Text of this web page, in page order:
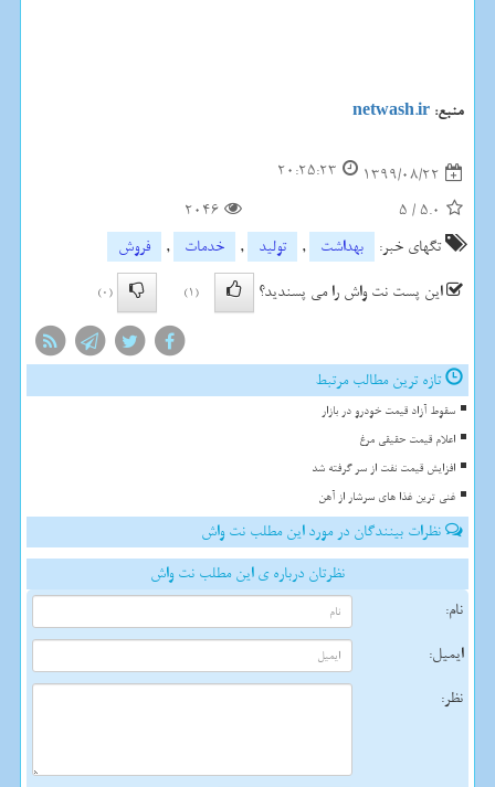
منبع: netwash.ir
1399/08/22
20:25:23
5.0
/
5
2046
تگهای خبر:
بهداشت , تولید , خدمات ,
فروش
این پست نت واش را می پسندید؟
(1)
(0)
تازه ترین مطالب مرتبط
سقوط آزاد قیمت خودرو در بازار
اعلام قیمت حقیقی مرغ
افزایش قیمت نفت از سر گرفته شد
غنی ترین غذا های سرشار از آهن
نظرات بینندگان در مورد این مطلب نت واش
نظرتان درباره ی این مطلب نت واش
نام:
ایمیل:
نظر: